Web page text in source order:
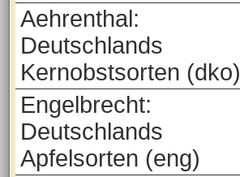
Aehrenthal:
Deutschlands
Kernobstsorten (dko)
Engelbrecht:
Deutschlands
Apfelsorten (eng)